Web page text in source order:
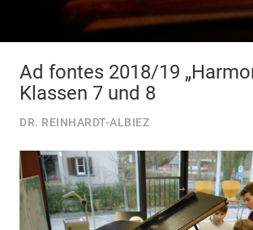
Ad fontes 2018/19
Klassen 7 und 8
DR. REINHARDT-ALBIEZ